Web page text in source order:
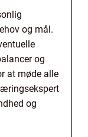
og mål.
og
at møde alle
og